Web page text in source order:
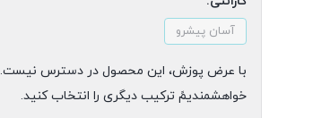
آسان پیشرو
با عرض پوزش، این محصول در دسترس نیست.
خواهشمندیمً ترکیب دیگری را انتخاب کنید.